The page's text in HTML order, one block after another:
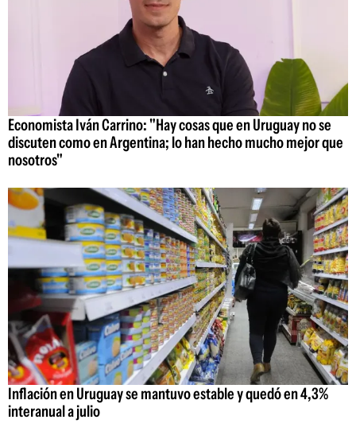
Economista Iván Carrino: "Hay cosas que en Uruguay no se
discuten como en Argentina; lo han hecho mucho mejor que
nosotros"
Inflación en Uruguay se mantuvo estable y quedó en 4,3%
interanual a julio